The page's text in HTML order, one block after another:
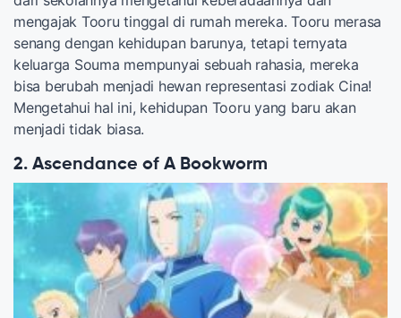
mengajak Tooru tinggal di rumah mereka. Tooru merasa
senang dengan kehidupan barunya, tetapi ternyata
keluarga Souma mempunyai sebuah rahasia, mereka
bisa berubah menjadi hewan representasi zodiak Cina!
Mengetahui hal ini, kehidupan Tooru yang baru akan
menjadi tidak biasa.
2. Ascendance of A Bookworm